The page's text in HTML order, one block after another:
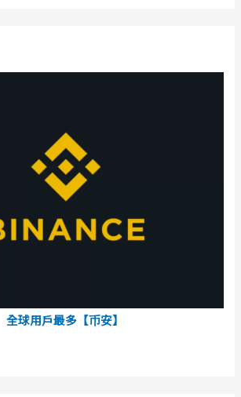
全球用戶最多【币安】